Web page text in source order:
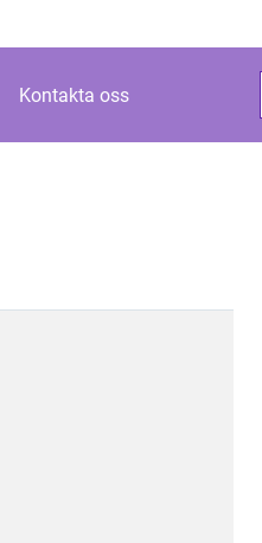
Kontakta oss